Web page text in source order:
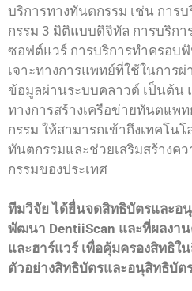
บริการทางทันตกรรม เช่น การ
กรรม 3 มิติแบบดิจิทัล การบริก
ซอฟต์แวร์ การบริการทําครอบ
เจาะทางการแพทย์ที่ใช้ในการ
ข้อมูลผ่านระบบคลาวด์ เป็นต้น
ทางการสร้างเครือข่ายทันตแพ
กรรม ให้สามารถเข้าถึงเทคโน
ทันตกรรมและช่วยเสริมสร้างค
กรรมของประเทศ
ทีมวิจัย ได้ยื่นจดสิทธิบัตรและอ
พัฒนา DentiiScan และที่ผลงา
และฮาร์แวร์ เพื่อคุ้มครองสิทธิใ
ตัวอย่างสิทธิบัตรและอนุสิทธิบัต